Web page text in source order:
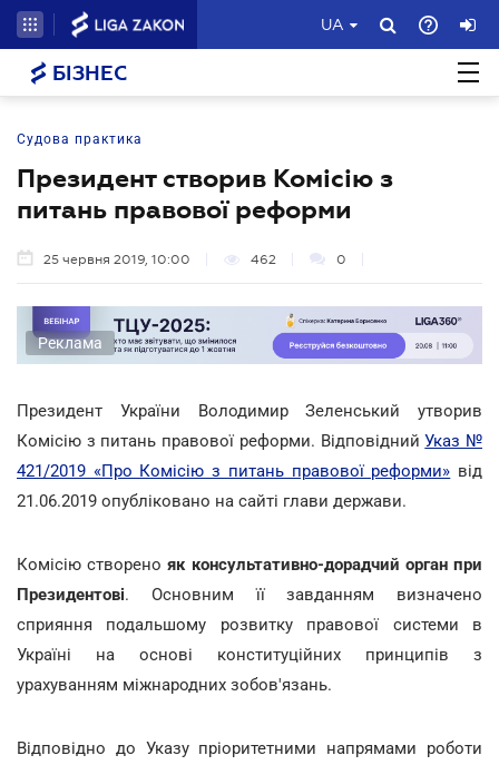
UA
БІЗНЕС
Судова практика
Президент створив Комісію з
питань правової реформи
25 червня 2019, 10:00 462 0
Реклама
Президент України Володимир Зеленський утворив
Комісію з питань правової реформи. ВідповіднийУказ №
421/2019 «Про Комісію з питань правової реформи» від
21.06.2019 опубліковано на сайті глави держави.
Комісію створенояк консультативно-дорадчий орган при
Президентові. Основним її завданням визначено
сприяння подальшому розвитку правової системи в
Україні на основі конституційних принципів з
урахуванням міжнародних зобов'язань.
Відповідно до Указу пріоритетними напрямами роботи